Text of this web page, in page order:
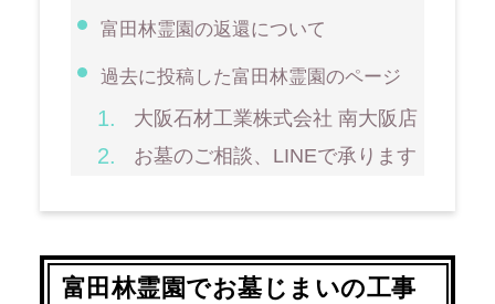
富田林霊園の返還について
過去に投稿した富田林霊園のページ
大阪石材工業株式会社 南大阪店
お墓のご相談、LINEで承ります
富田林霊園でお墓じまいの工事